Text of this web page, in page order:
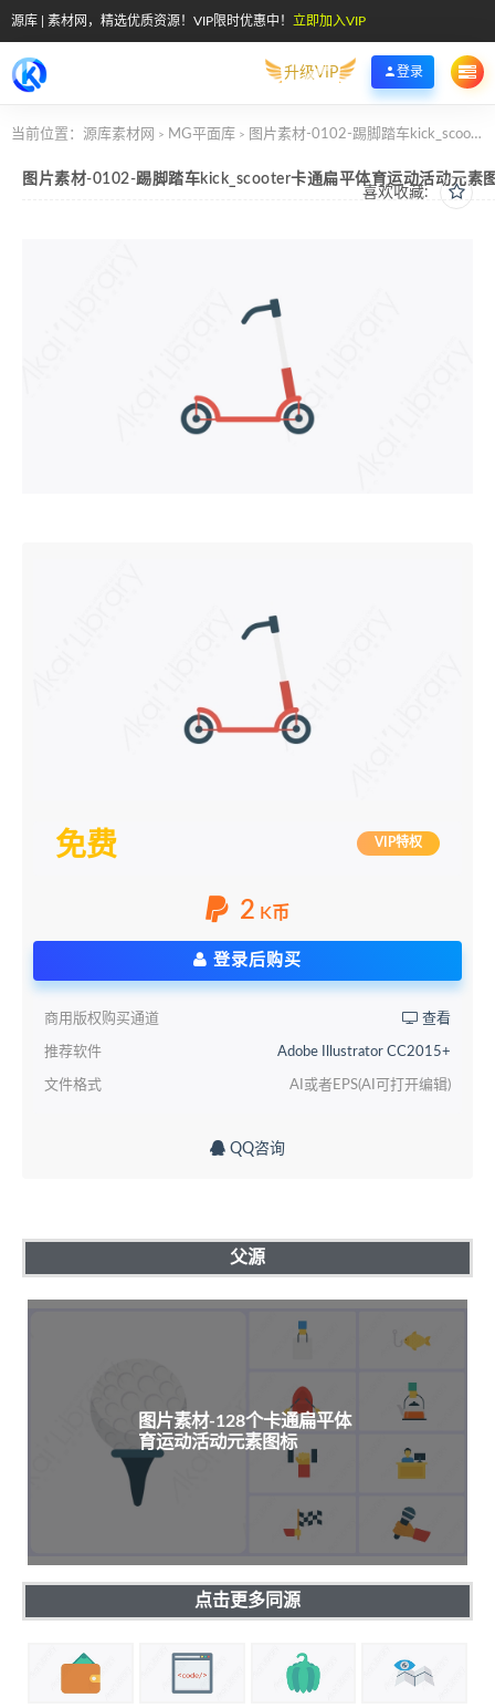
源库 | 素材网，精选优质资源！VIP限时优惠中！ 立即加入VIP
升级VIP 登录
当前位置： 源库素材网 > MG平面库 > 图片素材-0102-踢脚踏车kick_scooter卡通扁平体育运动活动元素图标
喜欢收藏:
图片素材-0102-踢脚踏车kick_scooter卡通扁平体育运动活动元素
免费 VIP特权
2 K币
登录后购买
商用版权购买通道 查看
推荐软件 Adobe Illustrator CC2015+
文件格式 AI或者EPS(AI可打开编辑)
QQ咨询
父源
图片素材-128个卡通扁平体
育运动活动元素图标
点击更多同源